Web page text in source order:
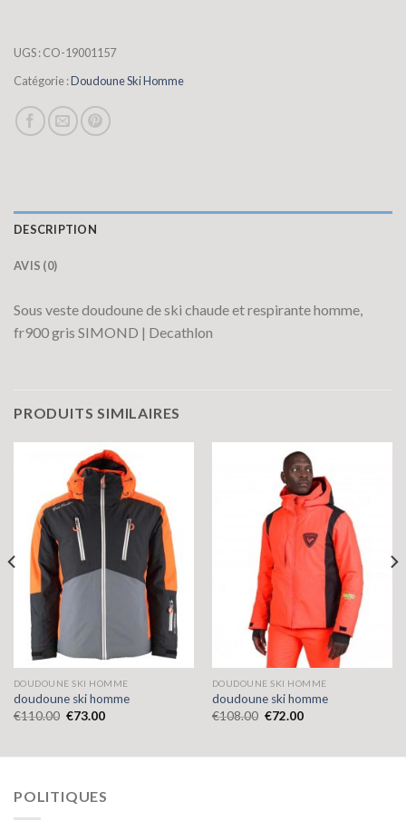
UGS :CO-19001157
Catégorie :Doudoune Ski Homme
DESCRIPTION
AVIS (0)
Sous veste doudoune de ski chaude et respirante homme,
fr900 gris SIMOND | Decathlon
PRODUITS SIMILAIRES
DOUDOUNE SKI HOMME
doudoune ski homme
€110.00 €73.00
DOUDOUNE SKI HOMME
doudoune ski homme
€108.00 €72.00
POLITIQUES